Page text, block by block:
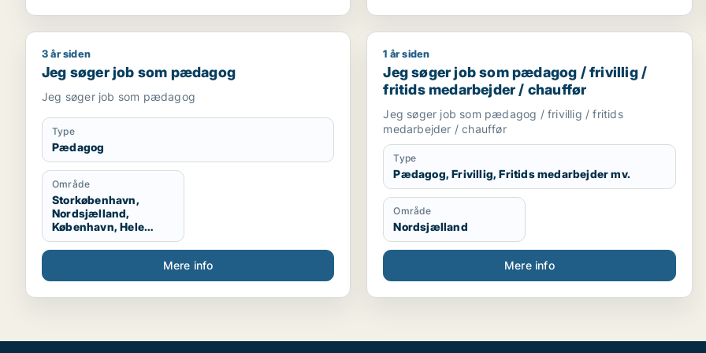
refleksions- og udviklingsprocesser, der styrker
fagprofessionelles arbejde med inkluderende
Jeg søger job som pædagog
3 år siden
Jeg søger job som pædagog
Jeg søger job som pædagog
Type
Pædagog
Område
Storkøbenhavn,
Nordsjælland,
København, Hele
Danmark, Hele
Sjælland
Mere info
Jeg søger job som pædagog / frivillig / fritids
1 år siden
Jeg søger job som pædagog / frivillig /
fritids medarbejder / chauffør
Jeg søger job som pædagog / frivillig / fritids
medarbejder / chauffør
Type
Pædagog, Frivillig, Fritids medarbejder mv.
Område
Nordsjælland
Mere info